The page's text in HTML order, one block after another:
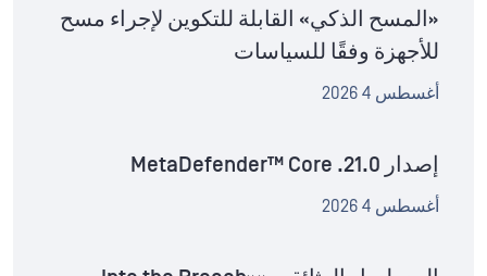
«المسح الذكي» القابلة للتكوين لإجراء مسح
للأجهزة وفقًا للسياسات
أغسطس 4 2026
إصدار MetaDefender™ Core .21.0
أغسطس 4 2026